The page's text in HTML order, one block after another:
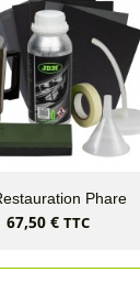
Phare
Prix
67,50 € TTC